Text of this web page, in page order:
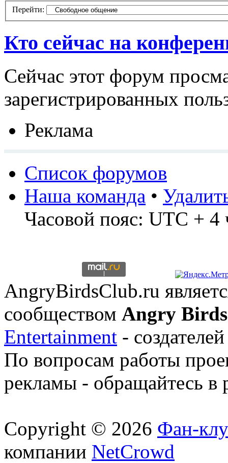
Перейти:
Кто сейчас на
Сейчас этот форум
зарегистрированных
Реклама
Список форумов
Наша команда •
Часовой пояс: UTC + 4
AngryBirdsClub.ru
сообществом Angry Birds
Entertainment -
По вопросам работы
рекламы - обращайтесь в
Copyright © 2026 Фан-
компании NetCrowd